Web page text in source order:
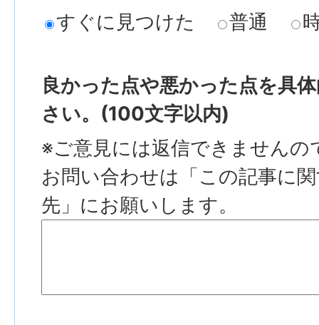
すぐに見つけた
普通
良かった点や悪かった点を具
さい。(100文字以内)
※ご意見には返信できませんの
お問い合わせは「この記事に
先」にお願いします。